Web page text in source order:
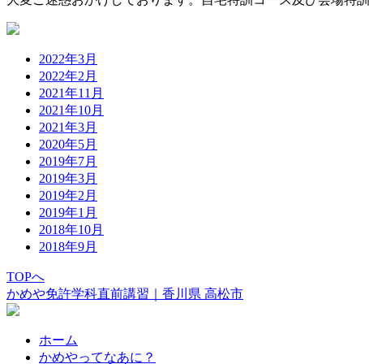
2022年3月
2022年2月
2021年11月
2021年10月
2021年3月
2020年5月
2019年7月
2019年3月
2019年2月
2019年1月
2018年10月
2018年9月
TOPへ
かめや免許学科直前講習｜香川県 高松市
ホーム
かめやってなあに？